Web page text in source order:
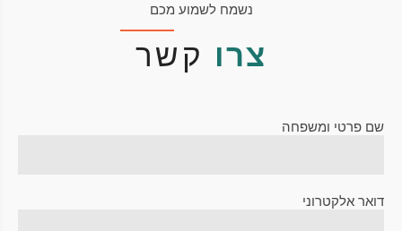
נשמח לשמוע מכם
צרו קשר
שם פרטי ומשפחה
דואר אלקטרוני